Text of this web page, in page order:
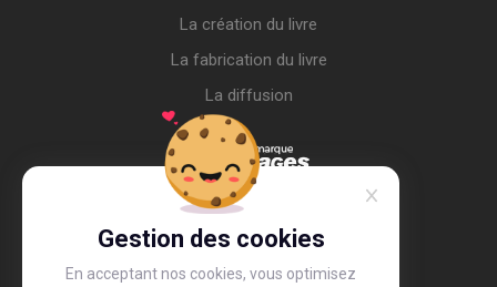
Gestion des cookies
En acceptant nos cookies, vous optimisez
La création du livre
La fabrication du livre
La diffusion